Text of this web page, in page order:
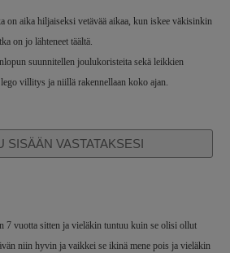
on aika hiljaiseksi vetävää aikaa, kun iskee väkisinkin
on jo lähteneet täältä.
suunnitellen joulukoristeita sekä leikkien
villitys ja niillä rakennellaan koko ajan.
SISÄÄN VASTATAKSESI
7 vuotta sitten ja vieläkin tuntuu kuin se olisi ollut
niin hyvin ja vaikkei se ikinä mene pois ja vieläkin